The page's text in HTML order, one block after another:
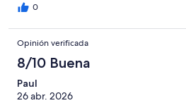
0
Opinión verificada
8/10 Buena
Paul
26 abr. 2026